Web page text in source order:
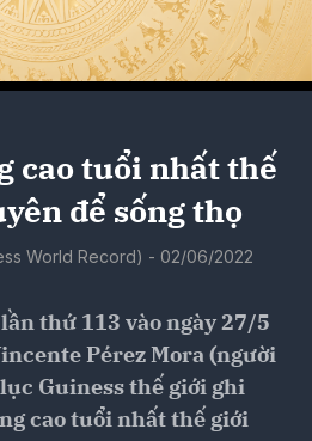
cao tuổi nhất thế
để sống thọ
World Record) - 02/06/2022
thứ 113 vào ngày 27/5
Pérez Mora (người
Guiness thế giới ghi
cao tuổi nhất thế giới